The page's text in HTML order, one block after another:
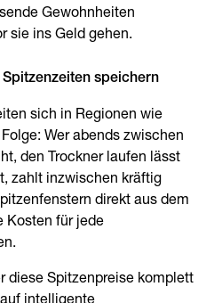
Gewohnheiten
sie ins Geld gehen.
sich in Regionen wie
Wer abends zwischen
den Trockner laufen lässt
zahlt inzwischen kräftig
direkt aus dem
Kosten für jede
diese Spitzenpreise komplett
intelligente